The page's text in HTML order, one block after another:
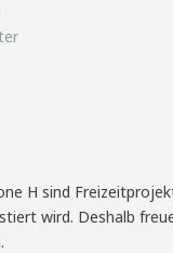
H sind
wird. Deshalb
.